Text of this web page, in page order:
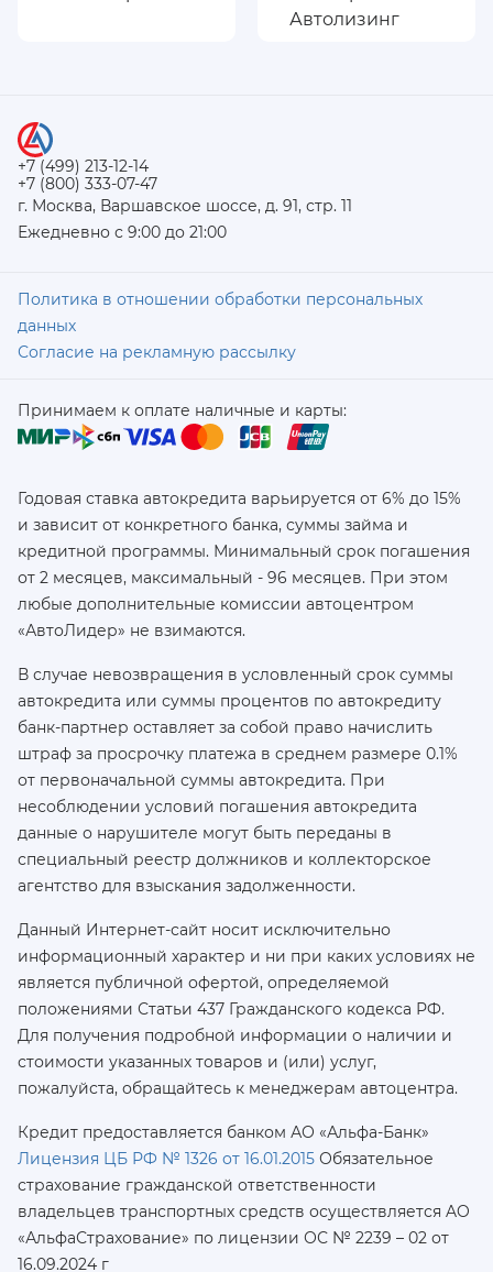
+7 (499) 213-12-14
+7 (800) 333-07-47
г. Москва, Варшавское шоссе, д. 91, стр. 11
Ежедневно с 9:00 до 21:00
Политика в отношении обработки персональных
данных
Согласие на рекламную рассылку
Принимаем к оплате наличные и карты:
Годовая ставка автокредита варьируется от 6% до 15%
и зависит от конкретного банка, суммы займа и
кредитной программы. Минимальный срок погашения
от 2 месяцев, максимальный - 96 месяцев. При этом
любые дополнительные комиссии автоцентром
«АвтоЛидер» не взимаются.
В случае невозвращения в условленный срок суммы
автокредита или суммы процентов по автокредиту
банк-партнер оставляет за собой право начислить
штраф за просрочку платежа в среднем размере 0.1%
от первоначальной суммы автокредита. При
несоблюдении условий погашения автокредита
данные о нарушителе могут быть переданы в
специальный реестр должников и коллекторское
агентство для взыскания задолженности.
Данный Интернет-сайт носит исключительно
информационный характер и ни при каких условиях не
является публичной офертой, определяемой
положениями Статьи 437 Гражданского кодекса РФ.
Для получения подробной информации о наличии и
стоимости указанных товаров и (или) услуг,
пожалуйста, обращайтесь к менеджерам автоцентра.
Кредит предоставляется банком АО «Альфа-Банк»
Лицензия ЦБ РФ № 1326 от 16.01.2015 Обязательное
страхование гражданской ответственности
владельцев транспортных средств осуществляется AO
«АльфаСтрахование» по лицензии ОС № 2239 – 02 от
16.09.2024 г